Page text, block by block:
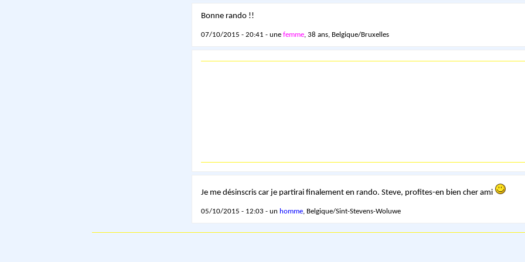
Bonne rando !!
07/10/2015 - 20:41 - une femme, 38 ans, Belgique/Bruxelles
Je me désinscris car je partirai finalement en rando. Steve, profites-en bien cher ami
05/10/2015 - 12:03 - un homme, Belgique/Sint-Stevens-Woluwe